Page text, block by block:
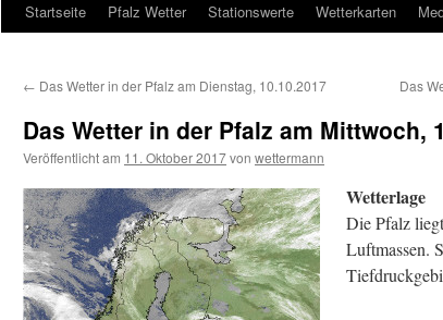
Startseite Pfalz Wetter Stationswerte Wetterkarten
← Das Wetter in der Pfalz am Dienstag, 10.10.2017 Das
Das Wetter in der Pfalz am Mittwoch,
Veröffentlicht am 11. Oktober 2017von wettermann
Wetterlage
Die Pfalz
Luftmassen.